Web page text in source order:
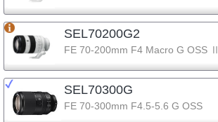
SEL70200G2
FE 70-200mm F4 Macro G OSS Ⅱ
SEL70300G
FE 70-300mm F4.5-5.6 G OSS